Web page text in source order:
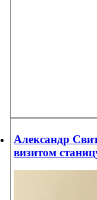
Александр
визитом